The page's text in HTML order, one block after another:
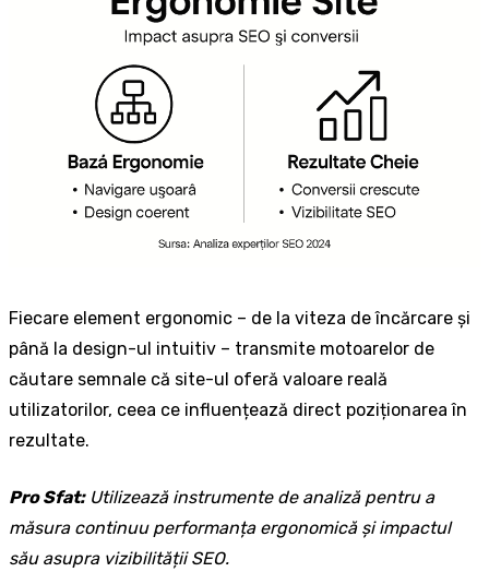
Fiecare element ergonomic – de la viteza de încărcare și
până la design-ul intuitiv – transmite motoarelor de
căutare semnale că site-ul oferă valoare reală
utilizatorilor, ceea ce influențează direct poziționarea în
rezultate.
Pro Sfat: Utilizează instrumente de analiză pentru a
măsura continuu performanța ergonomică și impactul
său asupra vizibilității SEO.